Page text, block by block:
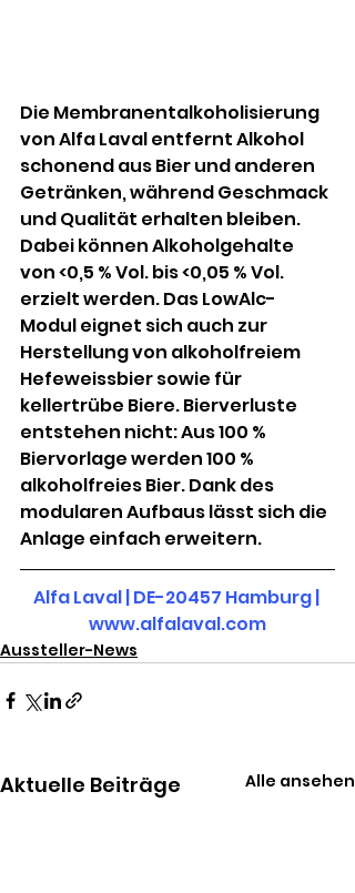
Die Membranentalkoholisierung
von Alfa Laval entfernt Alkohol
schonend aus Bier und anderen
Getränken, während Geschmack
und Qualität erhalten bleiben.
Dabei können Alkoholgehalte
von <0,5 % Vol. bis <0,05 % Vol.
erzielt werden. Das LowAlc-
Modul eignet sich auch zur
Herstellung von alkoholfreiem
Hefeweissbier sowie für
kellertrübe Biere. Bierverluste
entstehen nicht: Aus 100 %
Biervorlage werden 100 %
alkoholfreies Bier. Dank des
modularen Aufbaus lässt sich die
Anlage einfach erweitern.
Alfa Laval | DE-20457 Hamburg|
www.alfalaval.com
Aussteller-News
Aktuelle Beiträge Alle ansehen